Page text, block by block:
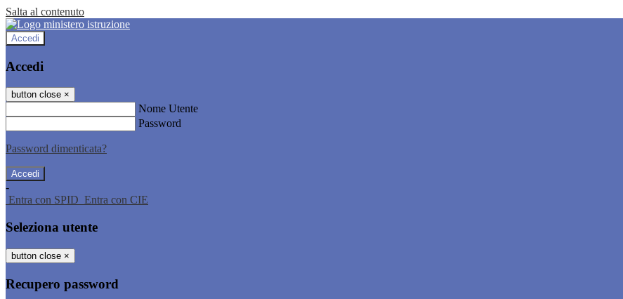
Salta al contenuto
Accedi
Accedi
button close ×
Nome Utente
Password
Password dimenticata?
-
Entra con SPID Entra con CIE
Seleziona utente
button close ×
Recupero password